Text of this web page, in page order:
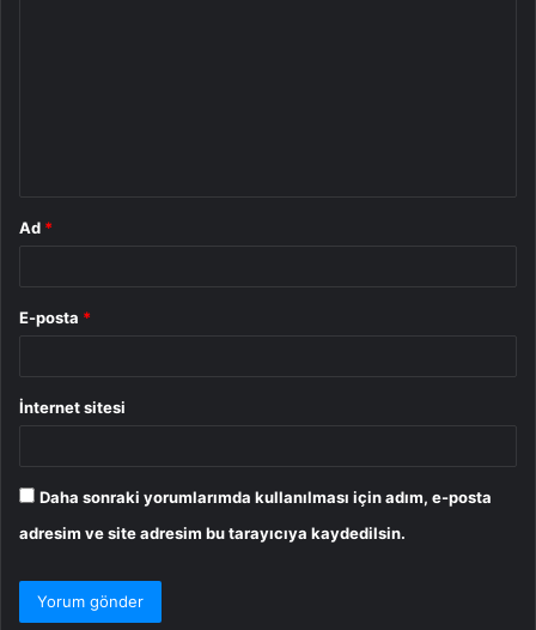
Ad *
E-posta *
İnternet sitesi
Daha sonraki yorumlarımda kullanılması için adım, e-posta
adresim ve site adresim bu tarayıcıya kaydedilsin.